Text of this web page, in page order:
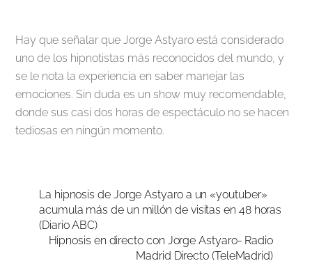
Hay que señalar que Jorge Astyaro está considerado
uno de los hipnotistas más reconocidos del mundo, y
se le nota la experiencia en saber manejar las
emociones. Sin duda es un show muy recomendable,
donde sus casi dos horas de espectáculo no se hacen
tediosas en ningún momento.
La hipnosis de Jorge Astyaro a un «youtuber»
acumula más de un millón de visitas en 48 horas
(Diario ABC)
Hipnosis en directo con Jorge Astyaro- Radio
Madrid Directo (TeleMadrid)